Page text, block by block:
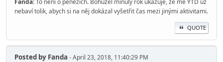
Fanda:To není o penězích. Bohužel minulý rok ukazuje, že mě YTD už
nebaví tolik, abych si na něj dokázal vyšetřit čas mezi jinými aktivitami.
QUOTE
Posted by Fanda - April 23, 2018, 11:40:29 PM